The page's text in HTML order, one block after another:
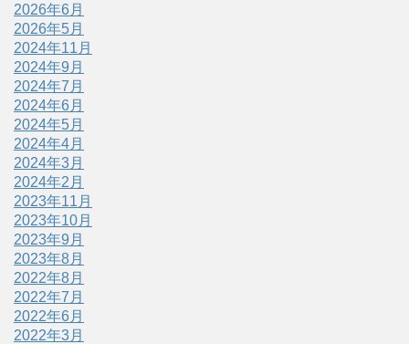
2026年6月
2026年5月
2024年11月
2024年9月
2024年7月
2024年6月
2024年5月
2024年4月
2024年3月
2024年2月
2023年11月
2023年10月
2023年9月
2023年8月
2022年8月
2022年7月
2022年6月
2022年3月